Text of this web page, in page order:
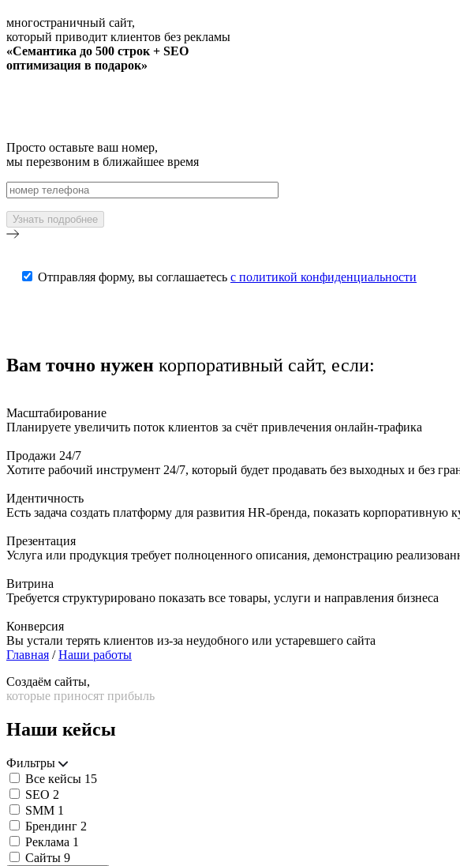
многостраничный сайт,
который приводит клиентов без рекламы
«Семантика до 500 строк + SEO
оптимизация в подарок»
Просто оставьте ваш номер,
мы перезвоним в ближайшее время
Отправляя форму, вы соглашаетесь с политикой конфиденциальности
Вам точно нужен корпоративный сайт, если:
Масштабирование
Планируете увеличить поток клиентов за счёт привлечения онлайн-трафика
Продажи 24/7
Хотите рабочий инструмент 24/7, который будет продавать без выходных и без
Идентичность
Есть задача создать платформу для развития HR-бренда, показать корпоративную
Презентация
Услуга или продукция требует полноценного описания, демонстрацию
Витрина
Требуется структурировано показать все товары, услуги и направления бизнеса
Конверсия
Вы устали терять клиентов из-за неудобного или устаревшего сайта
Главная /Наши работы
Создаём сайты,
которые приносят прибыль
Наши кейсы
Фильтры
Все кейсы 15
SEO 2
SMM 1
Брендинг 2
Реклама 1
Сайты 9